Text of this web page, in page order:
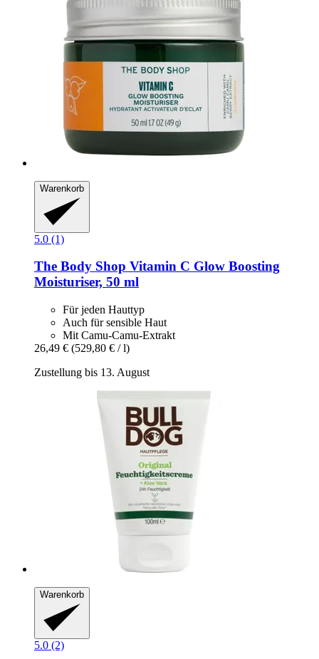
Warenkorb
5.0 (1)
The Body Shop Vitamin C Glow Boosting
Moisturiser, 50 ml
Für jeden Hauttyp
Auch für sensible Haut
Mit Camu-Camu-Extrakt
26,49 € (529,80 € / l)
Zustellung bis 13. August
Warenkorb
5.0 (2)